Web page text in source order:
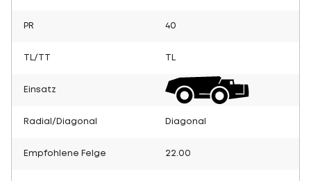
PR 40
TL/TT
Einsatz
Radial/Diagonal Diagonal
Empfohlene Felge 22.00